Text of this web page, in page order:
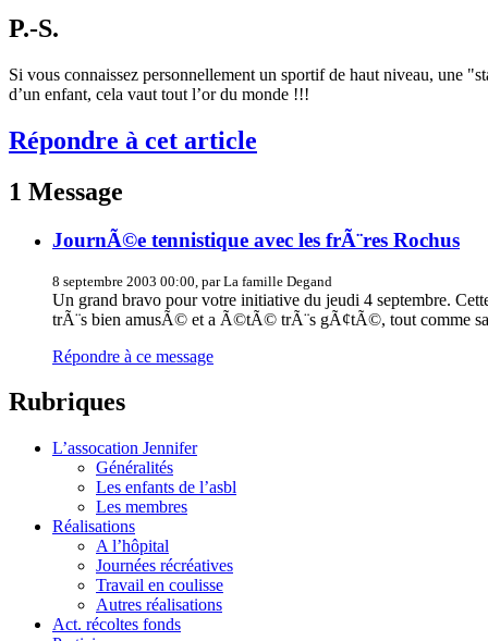
P.-S.
Si vous connaissez personnellement un sportif de haut niveau, une
d’un enfant, cela vaut tout l’or du monde !!!
Répondre à cet article
1 Message
JournÃ©e tennistique avec les frÃ¨res Rochus
8 septembre 2003 00:00, par La famille Degand
Un grand bravo pour votre initiative du jeudi 4 septembre.
trÃ¨s bien amusÃ© et a Ã©tÃ© trÃ¨s gÃ¢tÃ©, tout comme
Répondre à ce message
Rubriques
L’assocation Jennifer
Généralités
Les enfants de l’asbl
Les membres
Réalisations
A l’hôpital
Journées récréatives
Travail en coulisse
Autres réalisations
Act. récoltes fonds